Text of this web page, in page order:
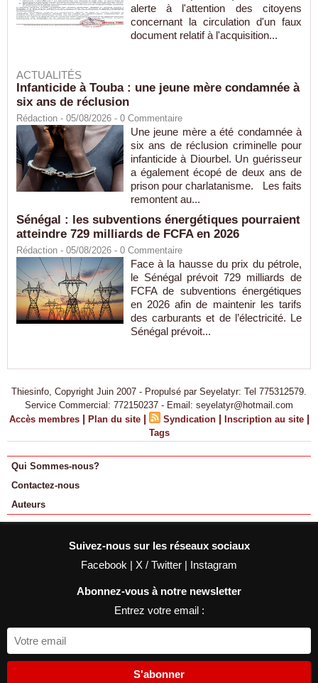
alerte à l'attention des citoyens
concernant la circulation d'un faux
document relatif à l'acquisition...
ACTUALITÉS
Infanticide à Touba : une jeune mère condamnée à
six ans de réclusion
Rédaction - 05/08/2026 - 0 Commentaire
Une jeune mère a été condamnée à
six ans de réclusion criminelle pour
infanticide à Diourbel. Un guérisseur
a également écopé de deux ans de
prison pour charlatanisme. Les faits
remontent au...
Sénégal : les subventions énergétiques pourraient
atteindre 729 milliards de FCFA en 2026
Rédaction - 05/08/2026 - 0 Commentaire
Face à la hausse du prix du pétrole,
le Sénégal prévoit 729 milliards de
FCFA de subventions énergétiques
en 2026 afin de maintenir les tarifs
des carburants et de l’électricité. Le
Sénégal prévoit...
Thiesinfo, Copyright Juin 2007 - Propulsé par Seyelatyr: Tel 775312579.
Service Commercial: 772150237 - Email: seyelatyr@hotmail.com
Accès membres | Plan du site | Syndication | Inscription au site |
Tags
Qui Sommes-nous?
Contactez-nous
Auteurs
Suivez-nous sur les réseaux sociaux
Facebook | X / Twitter | Instagram
Abonnez-vous à notre newsletter
Entrez votre email :
S'abonner